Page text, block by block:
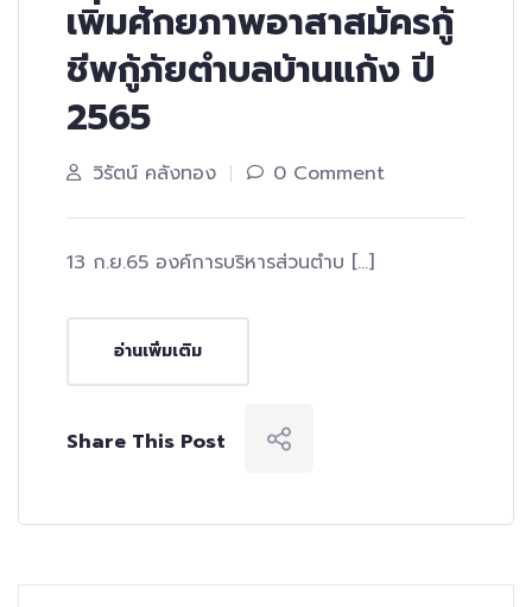
เพิ่มศักยภาพอาสาสมัครกู้
ชีพกู้ภัยตำบลบ้านแก้ง ปี
2565
วิรัตน์ คลังทอง 0 Comment
13 ก.ย.65 องค์การบริหารส่วนตำบ […]
อ่านเพิ่มเติม
Share This Post